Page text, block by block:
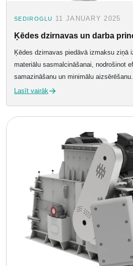
SEDIROGLU 11 JANUARY 2025
Ķēdes dzirnavas un darba
Ķēdes dzirnavas piedāvā izmaksu ziņā
materiālu sasmalcināšanai, nodrošinot
samazināšanu un minimālu
Lasīt vairāk